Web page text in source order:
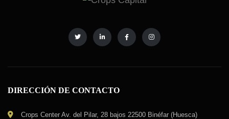
DIRECCIÓN DE CONTACTO
Crops Center Av. del Pilar, 28 bajos 22500 Binéfar (Huesca)